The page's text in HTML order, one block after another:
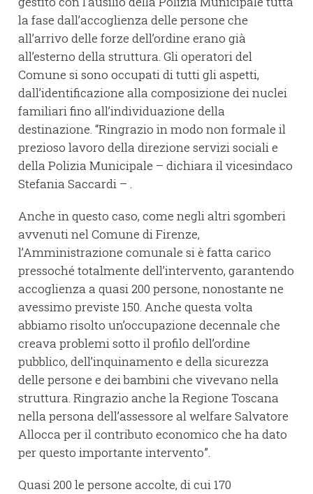
la fase dall’accoglienza delle persone che
all’arrivo delle forze dell’ordine erano già
all’esterno della struttura. Gli operatori del
Comune si sono occupati di tutti gli aspetti,
dall’identificazione alla composizione dei nuclei
familiari fino all’individuazione della
destinazione. “Ringrazio in modo non formale il
prezioso lavoro della direzione servizi sociali e
della Polizia Municipale – dichiara il vicesindaco
Stefania Saccardi – .
Anche in questo caso, come negli altri sgomberi
avvenuti nel Comune di Firenze,
l’Amministrazione comunale si è fatta carico
pressoché totalmente dell’intervento, garantendo
accoglienza a quasi 200 persone, nonostante ne
avessimo previste 150. Anche questa volta
abbiamo risolto un’occupazione decennale che
creava problemi sotto il profilo dell’ordine
pubblico, dell’inquinamento e della sicurezza
delle persone e dei bambini che vivevano nella
struttura. Ringrazio anche la Regione Toscana
nella persona dell’assessore al welfare Salvatore
Allocca per il contributo economico che ha dato
per questo importante intervento”.
Quasi 200 le persone accolte, di cui 170